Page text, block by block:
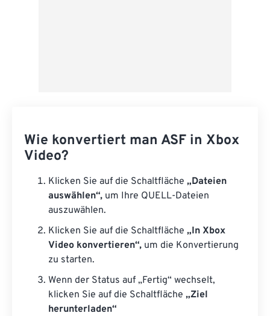
Wie konvertiert man ASF in Xbox
Video?
Klicken Sie auf die Schaltfläche „Dateien
auswählen“, um Ihre QUELL-Dateien
auszuwählen.
Klicken Sie auf die Schaltfläche „In Xbox
Video konvertieren“, um die Konvertierung
zu starten.
Wenn der Status auf „Fertig“ wechselt,
klicken Sie auf die Schaltfläche „Ziel
herunterladen“